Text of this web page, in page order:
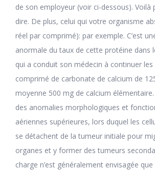
de son employeur (voir ci-dessous). Voilà
dire. De plus, celui qui votre organisme
réel par comprimé): par exemple. C’est
anormale du taux de cette protéine dans
qui a conduit son médecin à continuer
comprimé de carbonate de calcium de
moyenne 500 mg de calcium
des anomalies morphologiques et
aériennes supérieures, lors duquel les
se détachent de la tumeur initiale pour
organes et y former des tumeurs
charge n’est généralement envisagée